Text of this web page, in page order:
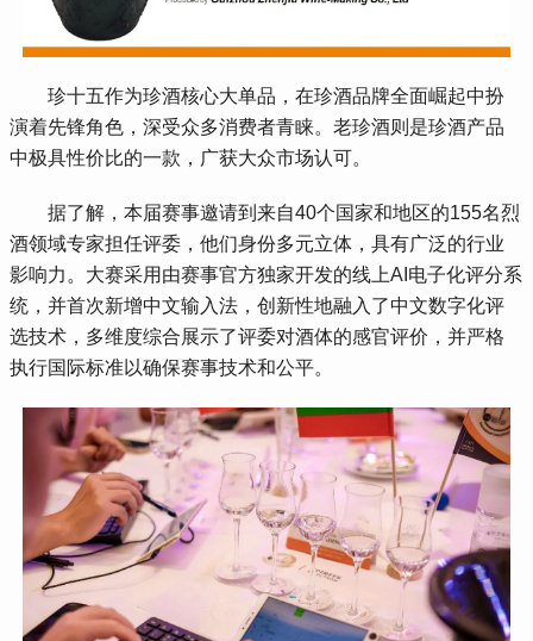
珍十五作为珍酒核心大单品，在珍酒品牌全面崛起中扮
演着先锋角色，深受众多消费者青睐。老珍酒则是珍酒产品
中极具性价比的一款，广获大众市场认可。
据了解，本届赛事邀请到来自40个国家和地区的155名烈
酒领域专家担任评委，他们身份多元立体，具有广泛的行业
影响力。大赛采用由赛事官方独家开发的线上AI电子化评分系
统，并首次新增中文输入法，创新性地融入了中文数字化评
选技术，多维度综合展示了评委对酒体的感官评价，并严格
执行国际标准以确保赛事技术和公平。